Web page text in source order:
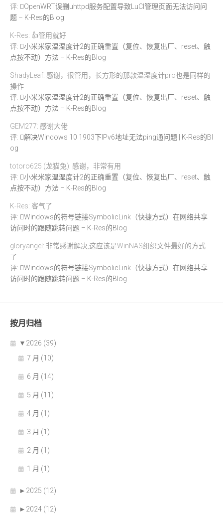
评:
OpenWRT误删uhttpd服务配置导致LuCI管理页面无法访问问
题 – K-Res的Blog
K-Res: 👍管用就好
评:
小米米家温湿度计2的正确重置（复位、恢复出厂、reset、触
点按不动）方法 – K-Res的Blog
ShadyLeaf: 感谢，很管用，长方形的那款温湿度计pro也是同样的
操作
评:
小米米家温湿度计2的正确重置（复位、恢复出厂、reset、触
点按不动）方法 – K-Res的Blog
GEM277: 感谢大佬
评:
解决Windows 10 1903下IPv6地址无法ping通问题 | K-Res的Bl
og
totoro625 (龙猫兔): 感谢，非常有用
评:
小米米家温湿度计2的正确重置（复位、恢复出厂、reset、触
点按不动）方法 – K-Res的Blog
K-Res: 客气了
评:
Windows的符号链接SymbolicLink（快捷方式）在网络共享
访问时的跟随跳转问题 – K-Res的Blog
gloryangel: 非常感谢解决,这应该是WinNAS组织文件最好的方式
了.
评:
Windows的符号链接SymbolicLink（快捷方式）在网络共享
访问时的跟随跳转问题 – K-Res的Blog
按月归档
▼ 2026 (39)
7 月 (10)
6 月 (14)
5 月 (11)
4 月 (1)
3 月 (1)
2 月 (1)
1 月 (1)
► 2025 (12)
► 2024 (12)